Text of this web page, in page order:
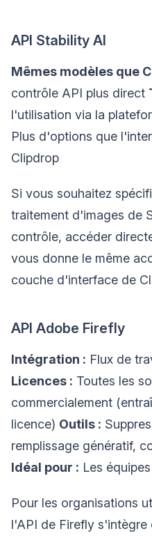
API Stability AI
Mêmes modèles que
contrôle API plus direct
l'utilisation via la
Plus d'options que
Clipdrop
Si vous souhaitez
traitement d'images de
contrôle, accéder
vous donne le même
couche d'interface de
API Adobe Firefly
Intégration : Flux de
Licences : Toutes les
commercialement
licence) Outils :
remplissage génératif,
Idéal pour : Les
Pour les organisations
l'API de Firefly